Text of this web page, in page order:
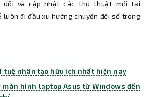
dõi và cập nhật các thủ thuật mới tại
luôn đi đầu xu hướng chuyển đổi số trong
tuệ nhân tạo hữu ích nhất hiện nay
màn hình laptop Asus từ Windows đến